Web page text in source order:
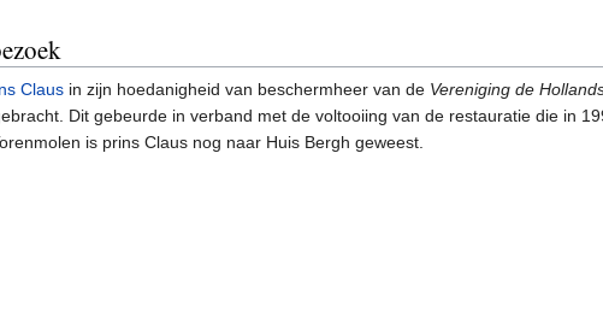
Claus in zijn hoedanigheid van beschermheer van de Vereniging de
Dit gebeurde in verband met de voltooiing van de restauratie die in
is prins Claus nog naar Huis Bergh geweest.